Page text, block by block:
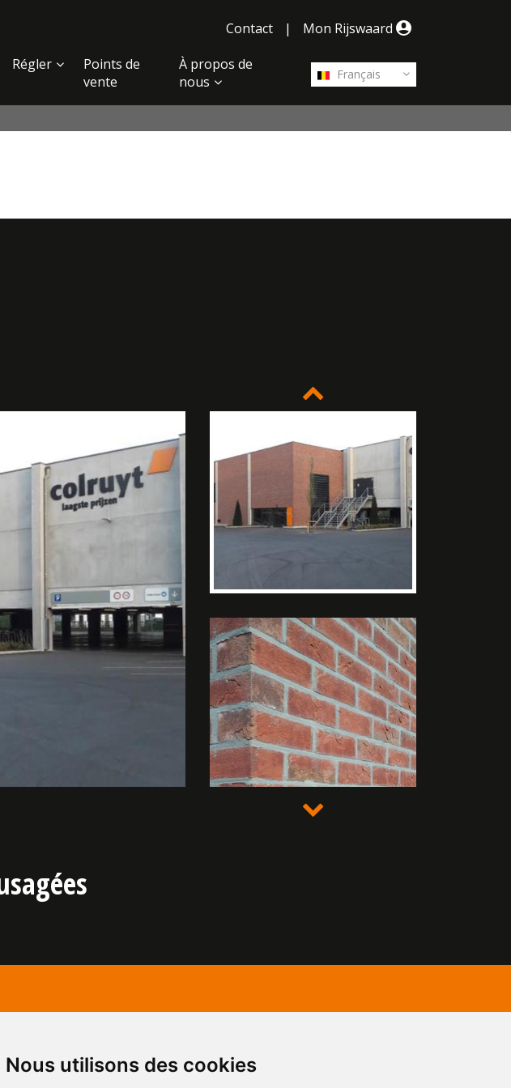
Nous utilisons des cookies
Contact
| Mon Rijswaard
Français
Régler
Points de
vente
À propos de
nous